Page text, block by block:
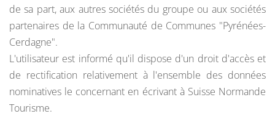
de sa part, aux autres sociétés du groupe ou aux sociétés
partenaires de la Communauté de Communes "Pyrénées-
Cerdagne".
L'utilisateur est informé qu'il dispose d'un droit d'accès et
de rectification relativement à l'ensemble des données
nominatives le concernant en écrivant à Suisse Normande
Tourisme.